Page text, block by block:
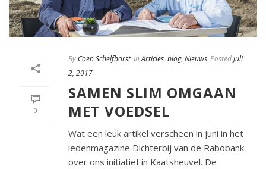
0
By Coen Schelfhorst In Articles, blog, Nieuws Postedjuli
2, 2017
SAMEN SLIM OMGAAN
MET VOEDSEL
Wat een leuk artikel verscheen in juni in het
ledenmagazine Dichterbij van de Rabobank
over ons initiatief in Kaatsheuvel. De